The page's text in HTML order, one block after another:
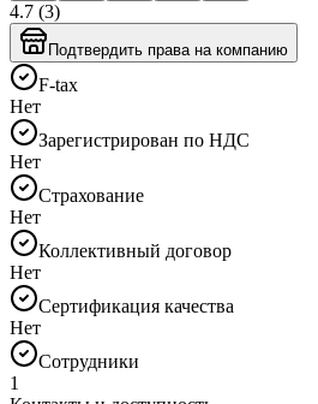
4.7 (3)
Подтвердить права на компанию
F-tax
Нет
Зарегистрирован по НДС
Нет
Страхование
Нет
Коллективный договор
Нет
Сертификация качества
Нет
Сотрудники
1